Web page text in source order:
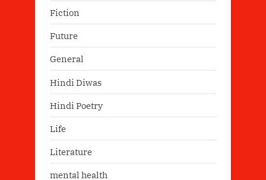
Fiction
Future
General
Hindi Diwas
Hindi Poetry
Life
Literature
mental health